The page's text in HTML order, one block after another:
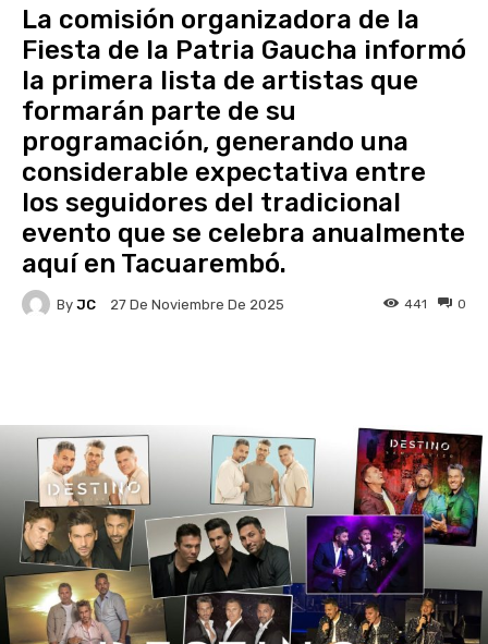
La comisión organizadora de la
Fiesta de la Patria Gaucha informó
la primera lista de artistas que
formarán parte de su
programación, generando una
considerable expectativa entre
los seguidores del tradicional
evento que se celebra anualmente
aquí en Tacuarembó.
By JC 27 De Noviembre De 2025 0
441